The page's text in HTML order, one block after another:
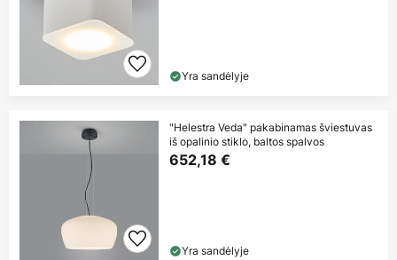
Yra sandėlyje
"Helestra Veda" pakabinamas šviestuvas
iš opalinio stiklo, baltos spalvos
652,18 €
Yra sandėlyje